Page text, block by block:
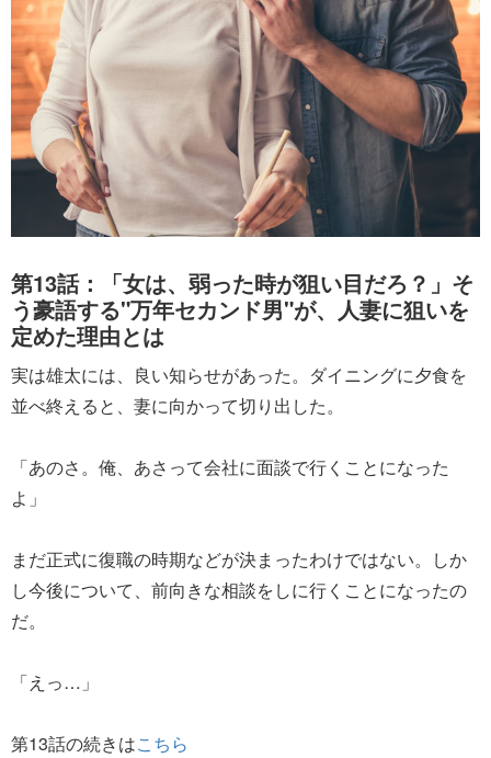
第13話：「女は、弱った時が狙い目だろ？」そ
う豪語する"万年セカンド男"が、人妻に狙いを
定めた理由とは
実は雄太には、良い知らせがあった。ダイニングに夕食を
並べ終えると、妻に向かって切り出した。
「あのさ。俺、あさって会社に面談で行くことになった
よ」
まだ正式に復職の時期などが決まったわけではない。しか
し今後について、前向きな相談をしに行くことになったの
だ。
「えっ…」
第13話の続きはこちら